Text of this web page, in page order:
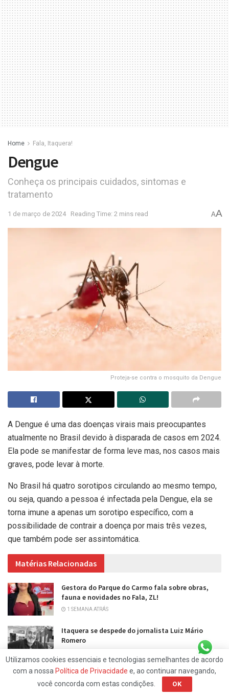
Home Fala, Itaquera!
Dengue
Conheça os principais cuidados, sintomas e
tratamento
1 de março de 2024 Reading Time: 2 mins read AA
Proteja-se contra o mosquito da Dengue
A Dengue é uma das doenças virais mais preocupantes
atualmente no Brasil devido à disparada de casos em 2024.
Ela pode se manifestar de forma leve mas, nos casos mais
graves, pode levar à morte.
No Brasil há quatro sorotipos circulando ao mesmo tempo,
ou seja, quando a pessoa é infectada pela Dengue, ela se
torna imune a apenas um sorotipo específico, com a
possibilidade de contrair a doença por mais três vezes,
que também pode ser assintomática.
Matérias Relacionadas
Gestora do Parque do Carmo fala sobre obras,
fauna e novidades no Fala, ZL!
1 SEMANA ATRÁS
Itaquera se despede do jornalista Luiz Mário
Romero
CARREGAR MAIS
Utilizamos cookies essenciais e tecnologias semelhantes de acordo
com a nossa Política de Privacidade e, ao continuar navegando,
você concorda com estas condições.
OK